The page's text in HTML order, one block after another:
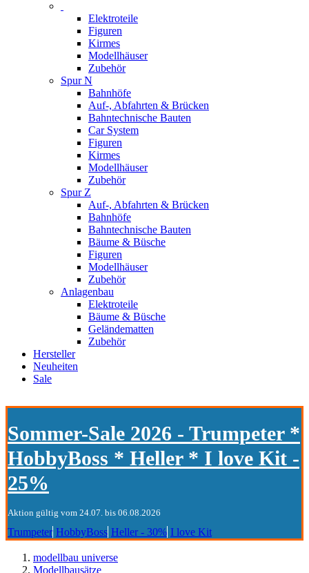
Elektroteile
Figuren
Kirmes
Modellhäuser
Zubehör
Spur N
Bahnhöfe
Auf-, Abfahrten & Brücken
Bahntechnische Bauten
Car System
Figuren
Kirmes
Modellhäuser
Zubehör
Spur Z
Auf-, Abfahrten & Brücken
Bahnhöfe
Bahntechnische Bauten
Bäume & Büsche
Figuren
Modellhäuser
Zubehör
Anlagenbau
Elektroteile
Bäume & Büsche
Geländematten
Zubehör
Hersteller
Neuheiten
Sale
Sommer-Sale 2026 - Trumpeter *
HobbyBoss * Heller * I love Kit -
25%
Aktion gültig vom 24.07. bis 06.08.2026
Trumpeter HobbyBoss Heller - 30% I love Kit
modellbau universe
Modellbausätze